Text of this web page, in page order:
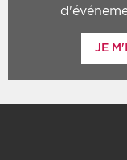
JE